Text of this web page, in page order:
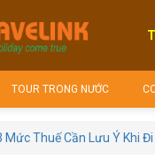
TOUR TRONG NƯỚC
Mức Thuế Cần Lưu Ý Khi